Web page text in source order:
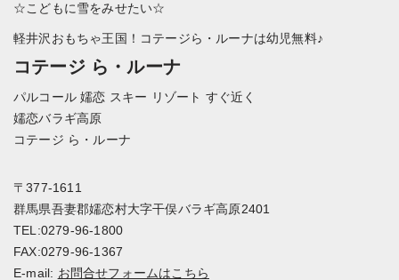
☆こどもに雪をみせたい☆
軽井沢おもちゃ王国！コテージら・ルーナは幼児無料♪
コテージ ら・ルーナ
パルコール 嬬恋 スキー リゾート すぐ近く
嬬恋バラギ高原
コテージ ら・ルーナ
〒377-1611
群馬県吾妻郡嬬恋村大字干俣バラギ高原2401
TEL:0279-96-1800
FAX:0279-96-1367
E-mail: お問合せフォームはこちら